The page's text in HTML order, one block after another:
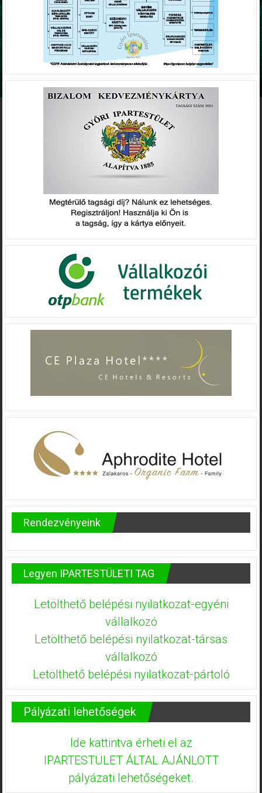
Rendezvényeink
Legyen IPARTESTÜLETI TAG
Letölthető belépési nyilatkozat-egyéni
vállalkozó
Letölthető belépési nyilatkozat-társas
vállalkozó
Letölthető belépési nyilatkozat-pártoló
Pályázati lehetőségek
Ide kattintva érheti el az
IPARTESTÜLET ÁLTAL AJÁNLOTT
pályázati lehetőségeket.